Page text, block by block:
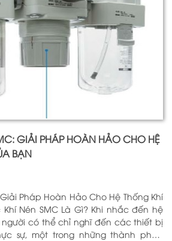
GIẢI PHÁP HOÀN HẢO CHO HỆ
BẠN
Pháp Hoàn Hảo Cho Hệ Thống Khí
có thể chỉ nghĩ đến các thiết bị
sự, một trong những thành phần